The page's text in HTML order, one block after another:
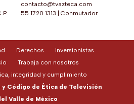
contacto@tvazteca.com
55 1720 1313
Conmutador
Derechos
Inversionistas
Trabaja con nosotros
integridad y cumplimiento
Código de Ética de Televisión
Valle de México